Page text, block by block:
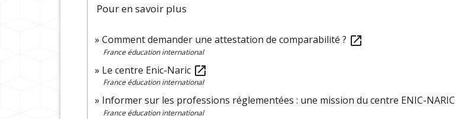
Pour en savoir plus
Comment demander une attestation de comparabilité ? open_in_new
France éducation international
Le centre Enic-Naric open_in_new
France éducation international
Informer sur les professions réglementées : une mission du centre ENIC-NARIC
France éducation international